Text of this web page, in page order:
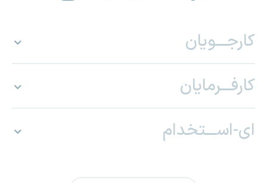
کارجـــویان
کارفـــرمایان
ای-اســـتخدام